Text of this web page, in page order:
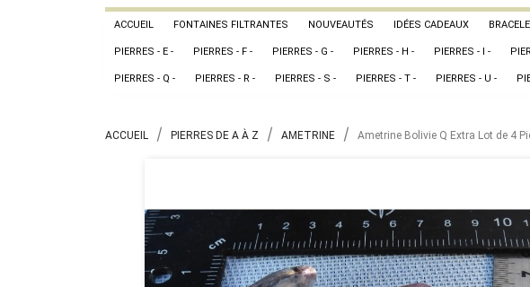
ACCUEIL FONTAINES FILTRANTES NOUVEAUTÉS IDÉES CADEAUX
PIERRES - E - PIERRES - F - PIERRES - G - PIERRES - H - PIERRES - I -
PIERRES - Q - PIERRES - R - PIERRES - S - PIERRES - T - PIERRES - U -
ACCUEIL PIERRES DE A À Z AMETRINE Ametrine Bolivie Q Extra Lot de 4